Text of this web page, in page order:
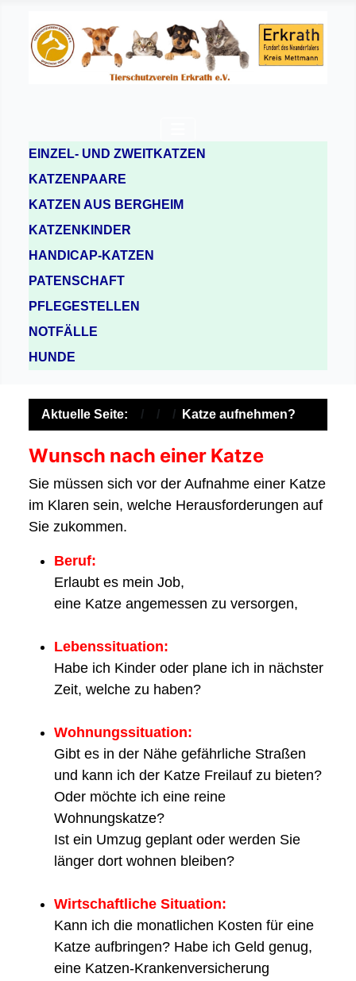
EINZEL- UND ZWEITKATZEN
KATZENPAARE
KATZEN AUS BERGHEIM
KATZENKINDER
HANDICAP-KATZEN
PATENSCHAFT
PFLEGESTELLEN
NOTFÄLLE
HUNDE
Aktuelle Seite: Katze aufnehmen?
Wunsch nach einer Katze
Sie müssen sich vor der Aufnahme einer Katze
im Klaren sein, welche Herausforderungen auf
Sie zukommen.
Beruf:
Erlaubt es mein Job,
eine Katze angemessen zu versorgen,
Lebenssituation:
Habe ich Kinder oder plane ich in nächster
Zeit, welche zu haben?
Wohnungssituation:
Gibt es in der Nähe gefährliche Straßen
und kann ich der Katze Freilauf zu bieten?
Oder möchte ich eine reine
Wohnungskatze?
Ist ein Umzug geplant oder werden Sie
länger dort wohnen bleiben?
Wirtschaftliche Situation:
Kann ich die monatlichen Kosten für eine
Katze aufbringen? Habe ich Geld genug,
eine Katzen-Krankenversicherung